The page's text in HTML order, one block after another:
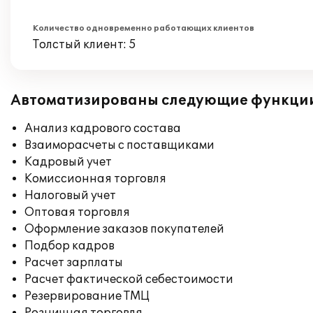
Количество одновременно работающих клиентов
Толстый клиент: 5
Автоматизированы следующие
Анализ кадрового состава
Взаиморасчеты с поставщиками
Кадровый учет
Комиссионная торговля
Налоговый учет
Оптовая торговля
Оформление заказов покупателей
Подбор кадров
Расчет зарплаты
Расчет фактической себестоимости
Резервирование ТМЦ